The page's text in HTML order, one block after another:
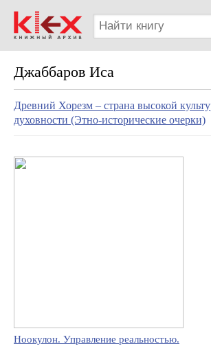
Джаббаров Иса
Древний Хорезм – страна высокой
духовности (Этно-исторические очерки)
Ноокулон. Управление реальностью.